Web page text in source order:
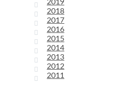
2019
2018
2017
2016
2015
2014
2013
2012
2011